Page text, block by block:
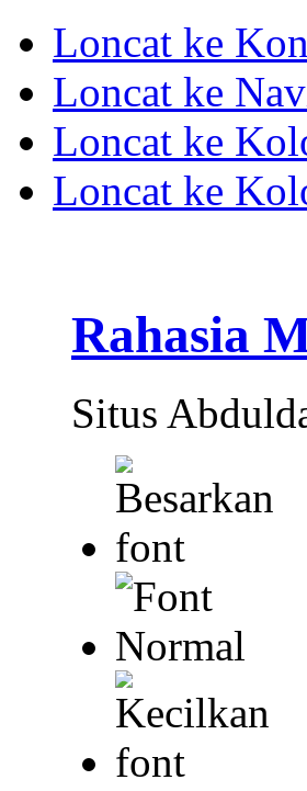
Loncat ke
Loncat ke
Loncat ke
Loncat ke
Rahasia
Situs